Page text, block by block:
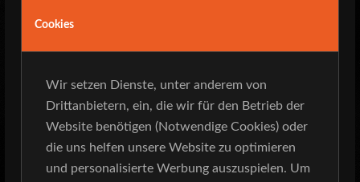
Cookies
Wir setzen Dienste, unter anderem von
Drittanbietern, ein, die wir für den Betrieb der
Website benötigen (Notwendige Cookies) oder
die uns helfen unsere Website zu optimieren
und personalisierte Werbung auszuspielen. Um